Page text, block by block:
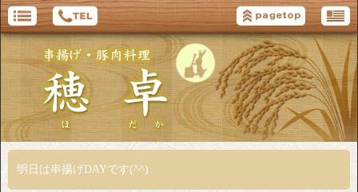
明日は串揚げDAYです(^^)